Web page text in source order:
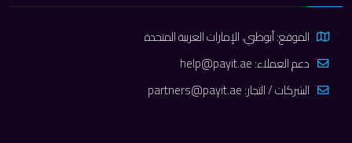
الموقع: أبوظبي، الإمارات العربية المتحدة
دعم العملاء:help@payit.ae
الشركات / التجار:partners@payit.ae